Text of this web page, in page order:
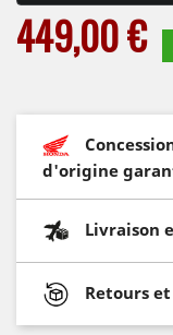
449,00 €
d'origine
Livraison
Retours